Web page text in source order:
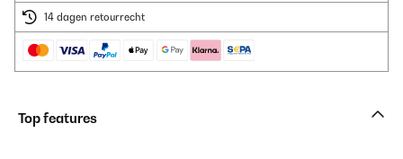
14 dagen retourrecht
Top features